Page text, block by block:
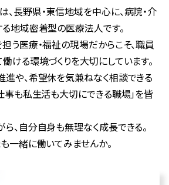
長野県・東信地域を中心に、病院・介
地域密着型の医療法人です。
う医療・福祉の現場だからこそ、職員
ける環境づくりを大切にしています。
や、希望休を気兼ねなく相談できる
事も私生活も大切にできる職場」を皆
、自分自身も無理なく成長できる。
一緒に働いてみませんか。